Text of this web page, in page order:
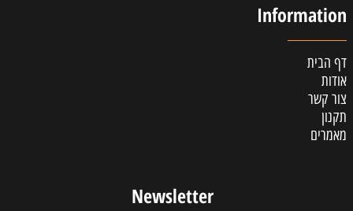
Information
דף הבית
אודות
צור קשר
תקנון
מאמרים
Newsletter